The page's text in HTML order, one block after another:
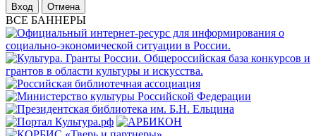
Отмена
ВСЕ БАННЕРЫ